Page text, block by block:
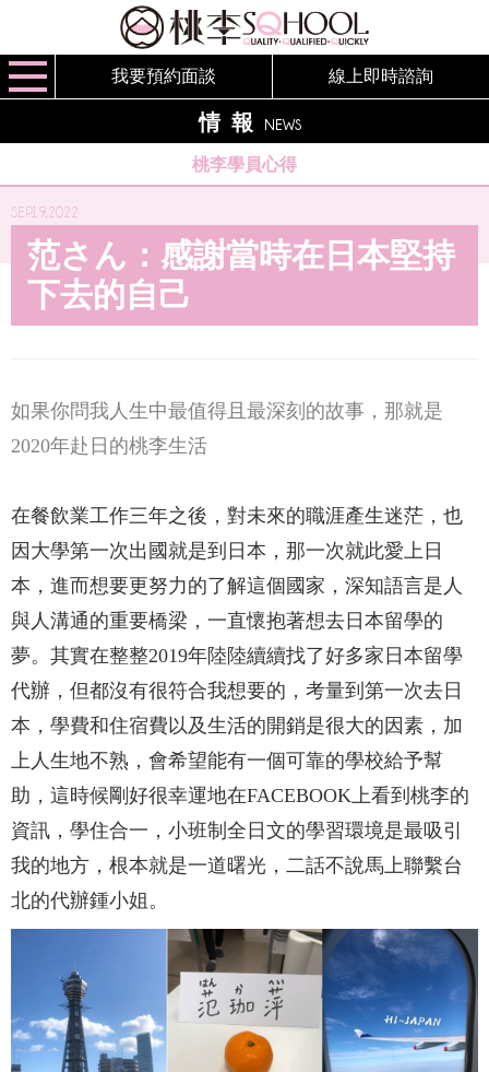
我要預約面談 線上即時諮詢
情報 NEWS
桃李學員心得
SEP.19,2022
范さん：感謝當時在日本堅持
下去的自己
如果你問我人生中最值得且最深刻的故事，那就是
2020年赴日的桃李生活
在餐飲業工作三年之後，對未來的職涯產生迷茫，也
因大學第一次出國就是到日本，那一次就此愛上日
本，進而想要更努力的了解這個國家，深知語言是人
與人溝通的重要橋梁，一直懷抱著想去日本留學的
夢。其實在整整2019年陸陸續續找了好多家日本留學
代辦，但都沒有很符合我想要的，考量到第一次去日
本，學費和住宿費以及生活的開銷是很大的因素，加
上人生地不熟，會希望能有一個可靠的學校給予幫
助，這時候剛好很幸運地在FACEBOOK上看到桃李的
資訊，學住合一，小班制全日文的學習環境是最吸引
我的地方，根本就是一道曙光，二話不說馬上聯繫台
北的代辦鍾小姐。